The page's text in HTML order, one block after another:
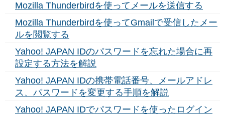
Mozilla Thunderbirdを使ってメールを送信する
Mozilla Thunderbirdを使ってGmailで受信したメー
ルを閲覧する
Yahoo! JAPAN IDのパスワードを忘れた場合に再
設定する方法を解説
Yahoo! JAPAN IDの携帯電話番号、メールアドレ
ス、パスワードを変更する手順を解説
Yahoo! JAPAN IDでパスワードを使ったログイン